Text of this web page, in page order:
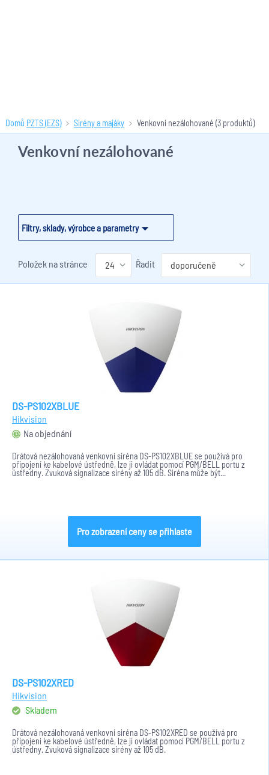
Domů PZTS (EZS) Sirény a majáky Venkovní nezálohované (3 produktů)
Filtry, sklady, výrobce a parametry
Venkovní nezálohované
Položek na stránce Řadit
DS-PS102XBLUE
Hikvision
Na objednání
Drátová nezálohovaná venkovní siréna DS-PS102XBLUE se používá pro
připojení ke kabelové ústředně, lze ji ovládat pomocí PGM/BELL portu z
ústředny. Zvuková signalizace sirény až 105 dB. Siréna může být...
Pro zobrazení ceny se přihlaste
DS-PS102XRED
Hikvision
Skladem
Drátová nezálohovaná venkovní siréna DS-PS102XRED se používá pro
připojení ke kabelové ústředně, lze ji ovládat pomocí PGM/BELL portu z
ústředny. Zvuková signalizace sirény až 105 dB.